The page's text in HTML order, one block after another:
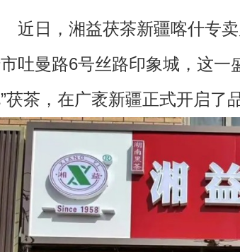
日，湘益茯茶新疆喀什专卖
吐曼路6号丝路印象城，这一
茯茶，在广袤新疆正式开启了